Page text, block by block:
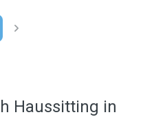
Haussitting in